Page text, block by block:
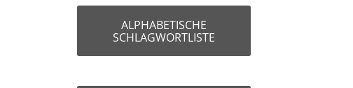
ALPHABETISCHE
SCHLAGWORTLISTE